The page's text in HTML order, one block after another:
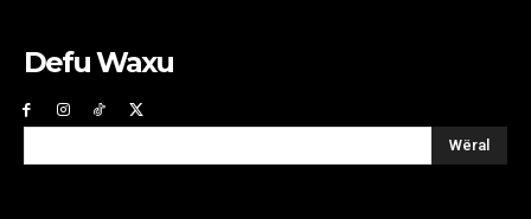
Defu Waxu
Wëral